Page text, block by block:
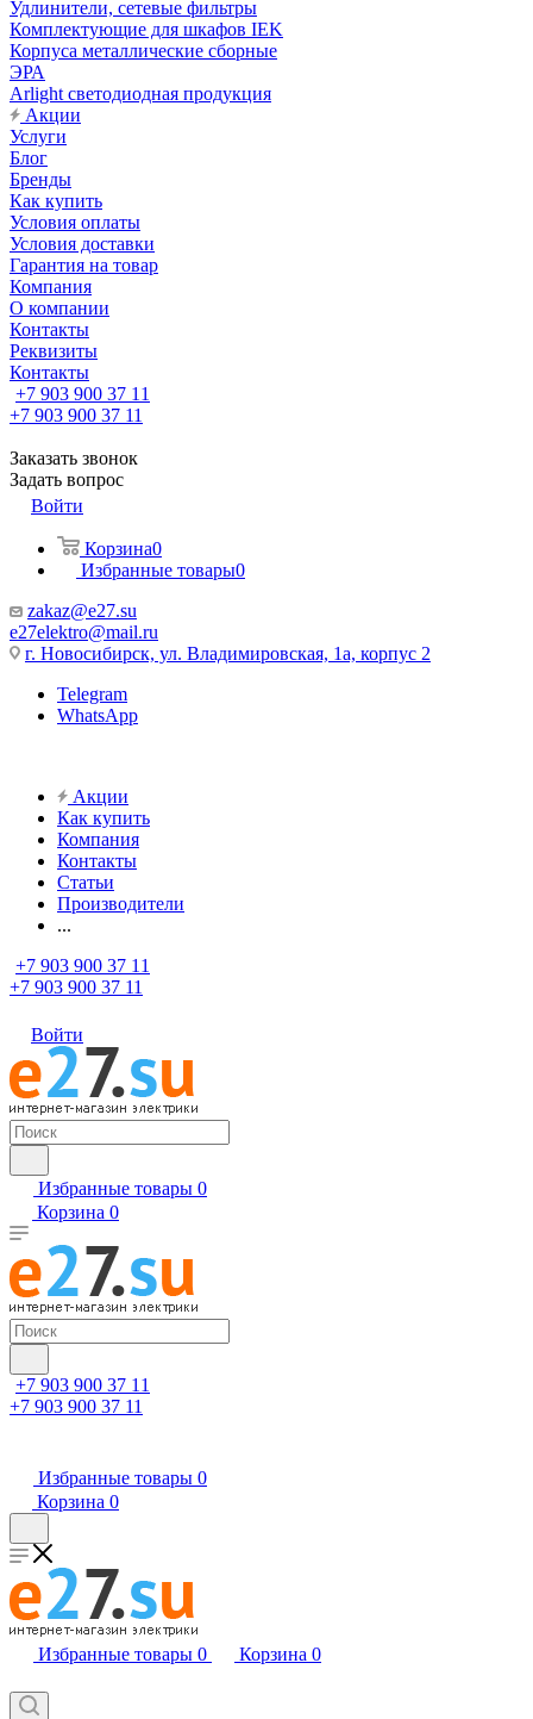
Удлинители, сетевые фильтры
Комплектующие для шкафов IEK
Корпуса металлические сборные
ЭРА
Arlight светодиодная продукция
Акции
Услуги
Блог
Бренды
Как купить
Условия оплаты
Условия доставки
Гарантия на товар
Компания
О компании
Контакты
Реквизиты
Контакты
+7 903 900 37 11
+7 903 900 37 11
Заказать звонок
Задать вопрос
Войти
Корзина0
Избранные товары0
zakaz@e27.su
e27elektro@mail.ru
г. Новосибирск, ул. Владимировская, 1а, корпус 2
Telegram
WhatsApp
Акции
Как купить
Компания
Контакты
Статьи
Производители
...
+7 903 900 37 11
+7 903 900 37 11
Войти
Избранные товары 0
Корзина 0
+7 903 900 37 11
+7 903 900 37 11
Избранные товары 0
Корзина 0
Избранные товары 0 Корзина 0